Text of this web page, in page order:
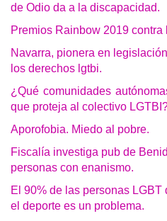
de Odio da a la discapacidad.
Premios Rainbow 2019 contra
Navarra, pionera en
los derechos lgtbi.
¿Qué comunidades
que proteja al colectivo
Aporofobia. Miedo al pobre.
Fiscalía investiga pub de
personas con enanismo.
El 90% de las personas
el deporte es un problema.